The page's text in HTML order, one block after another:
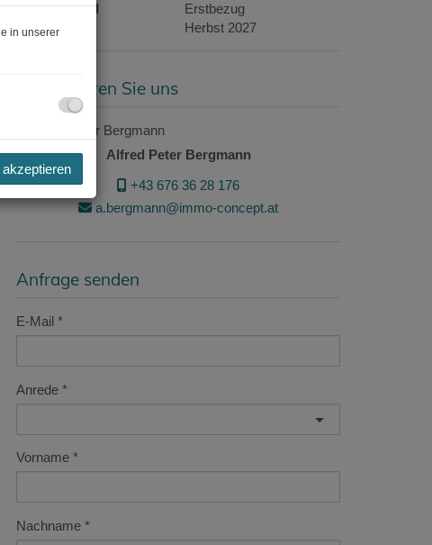
Hauszustand
Erstbezug
Beziehbar
Herbst 2027
Kontaktieren Sie uns
Alfred Peter Bergmann
+43 676 36 28 176
a.bergmann@immo-concept.at
Anfrage senden
E-Mail
Anrede
Vorname
Nachname
in unserer
akzeptieren